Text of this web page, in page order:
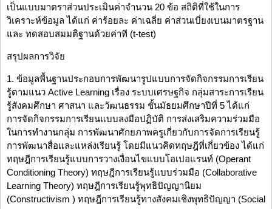
เป็นแบบมาตราส่วนประเมินค่าจำนวน 20 ข้อ สถิติที่ใช้ในการ
วิเคราะห์ข้อมูล ได้แก่ ค่าร้อยละ ค่าเฉลี่ย ค่าส่วนเบี่ยงเบนมาตรฐาน
และ ทดสอบสมมติฐานด้วยค่าที (t-test)
สรุปผลการวิจัย
1. ข้อมูลพื้นฐานประกอบการพัฒนารูปแบบการจัดกิจกรรมการเรียน
รู้ตามแนว Active Learning เรื่อง ระบบเศรษฐกิจ กลุ่มสาระการเรียน
รู้สังคมศึกษา ศาสนา และวัฒนธรรม ชั้นมัธยมศึกษาปีที่ 5 ได้แก่
การจัดกิจกรรมการเรียนแบบลงมือปฏิบัติ การส่งเสริมความร่วมมือ
ในการทำงานกลุ่ม การพัฒนาศักยภาพครูเกี่ยวกับการจัดการเรียนรู้
การพัฒนาสื่อและแหล่งเรียนรู้ โดยมีแนวคิดทฤษฎีที่เกี่ยวข้อง ได้แก่
ทฤษฎีการเรียนรู้แบบการวางเงื่อนไขแบบโอเปอแรนท์ (Operant
Conditioning Theory) ทฤษฎีการเรียนรู้แบบร่วมมือ (Collaborative
Learning Theory) ทฤษฎีการเรียนรู้พุทธิปัญญานิยม
(Constructivism ) ทฤษฎีการเรียนรู้ทางสังคมเชิงพุทธิปัญญา (Social